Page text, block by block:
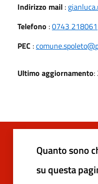
Indirizzo mail :
Telefono :0743 218061
PEC :
Ultimo aggiornamento:
Quanto sono
su questa